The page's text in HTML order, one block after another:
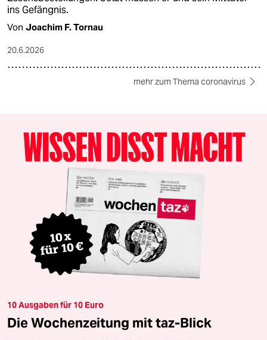
ins Gefängnis.
Von Joachim F. Tornau
20.6.2026
mehr zum Thema coronavirus
10 Ausgaben für 10 Euro
Die Wochenzeitung mit taz-Blick